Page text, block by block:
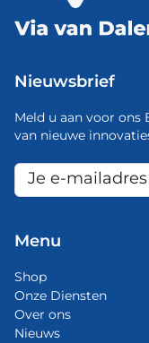
Nieuwsbrief
Meld u aan voor ons
van nieuwe
Menu
Shop
Onze Diensten
Over ons
Nieuws